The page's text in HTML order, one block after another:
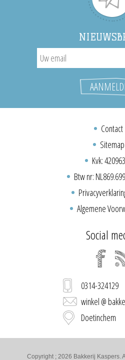
Contact
Sitemap
Kvk:
Btw nr:
Algemene
Social
0314-324129
winkel @
Doetinchem
Copyright ; 2026 Bakkerij Kaspers.